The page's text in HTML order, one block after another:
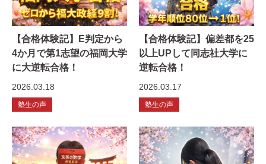
【合格体験記】E判定から
4か月で第1志望の福岡大学
に大逆転合格！
2026.03.18
塾生の声
【合格体験記】偏差都を25
以上UPして同志社大学に
逆転合格！
2026.03.17
塾生の声